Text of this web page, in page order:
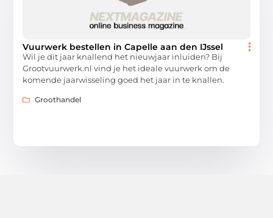
Vuurwerk bestellen in Capelle aan den IJssel
Wil je dit jaar knallend het nieuwjaar inluiden? Bij
Grootvuurwerk.nl vind je het ideale vuurwerk om de
komende jaarwisseling goed het jaar in te knallen.
Groothandel